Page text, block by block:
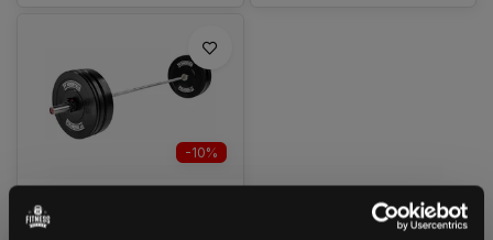
-10%
PT Essentials CROSSFIT
PRO WOMENS